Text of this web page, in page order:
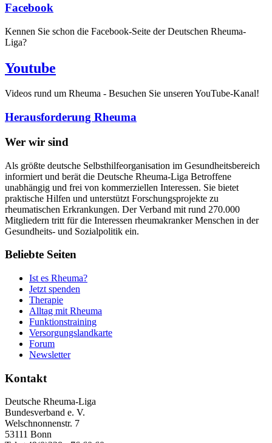
Facebook
Kennen Sie schon die Facebook-Seite der Deutschen Rheuma-
Liga?
Youtube
Videos rund um Rheuma - Besuchen Sie unseren YouTube-Kanal!
Herausforderung Rheuma
Wer wir sind
Als größte deutsche Selbsthilfeorganisation im Gesundheitsbereich
informiert und berät die Deutsche Rheuma-Liga Betroffene
unabhängig und frei von kommerziellen Interessen. Sie bietet
praktische Hilfen und unterstützt Forschungsprojekte zu
rheumatischen Erkrankungen. Der Verband mit rund 270.000
Mitgliedern tritt für die Interessen rheumakranker Menschen in der
Gesundheits- und Sozialpolitik ein.
Beliebte Seiten
Ist es Rheuma?
Jetzt spenden
Therapie
Alltag mit Rheuma
Funktionstraining
Versorgungslandkarte
Forum
Newsletter
Kontakt
Deutsche Rheuma-Liga
Bundesverband e. V.
Welschnonnenstr. 7
53111 Bonn